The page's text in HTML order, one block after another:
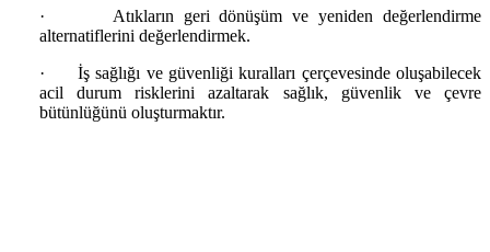
·
Atıkların geri dönüşüm ve yeniden değerlendirme
alternatiflerini değerlendirmek.
·
İş sağlığı ve güvenliği kuralları çerçevesinde oluşabilecek
acil durum risklerini azaltarak sağlık, güvenlik ve çevre
bütünlüğünü oluşturmaktır.